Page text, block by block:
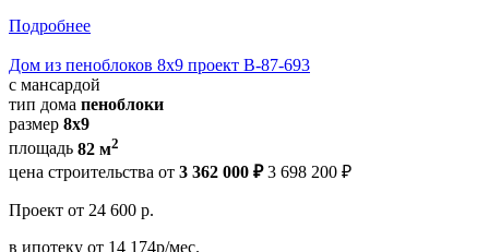
Подробнее
Дом из пеноблоков 8х9 проект В-87-693
с мансардой
тип дома пеноблоки
размер 8x9
площадь 82 м2
цена строительства от 3 362 000 ₽ 3 698 200 ₽
Проект от 24 600 р.
в ипотеку от 14 174р/мес.